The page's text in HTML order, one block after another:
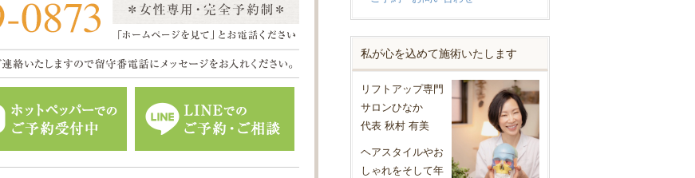
私が心を込めて施術いたします
リフトアップ専門
サロンひなか
代表 秋村 有美
ヘアスタイルやお
しゃれをそして年